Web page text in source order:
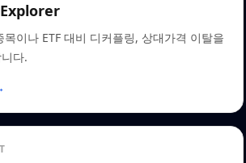
목이나 ETF 대비 디커플링, 상대가격 이탈을
다.